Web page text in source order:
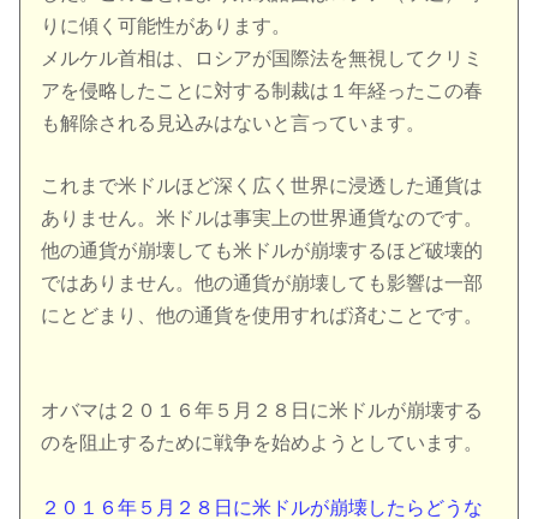
りに傾く可能性があります。
メルケル首相は、ロシアが国際法を無視してクリミ
アを侵略したことに対する制裁は１年経ったこの春
も解除される見込みはないと言っています。
これまで米ドルほど深く広く世界に浸透した通貨は
ありません。米ドルは事実上の世界通貨なのです。
他の通貨が崩壊しても米ドルが崩壊するほど破壊的
ではありません。他の通貨が崩壊しても影響は一部
にとどまり、他の通貨を使用すれば済むことです。
オバマは２０１６年５月２８日に米ドルが崩壊する
のを阻止するために戦争を始めようとしています。
２０１６年５月２８日に米ドルが崩壊したらどうな